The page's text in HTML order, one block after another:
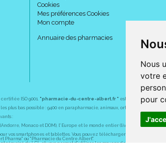
Nous
votre
pour
Cookies
Mes préférences Cookies
Mon compte
Annuaire des pharmacies
ISO 9001. "pharmacie-du-centre-albert.fr " est le site internet
plus bas possible : 9400 en parapharmacie, animaux, orthopédie,
:
Monaco et DOM), l' Europe et le monde entier (livraison assuré par
vos smartphones et tablettes. Vous pouvez télécharger gratuitement l'
ou "Pharmacie du Centre Albert".
du LCL et vous permet d' utiliser les moyens de paiement suivants :